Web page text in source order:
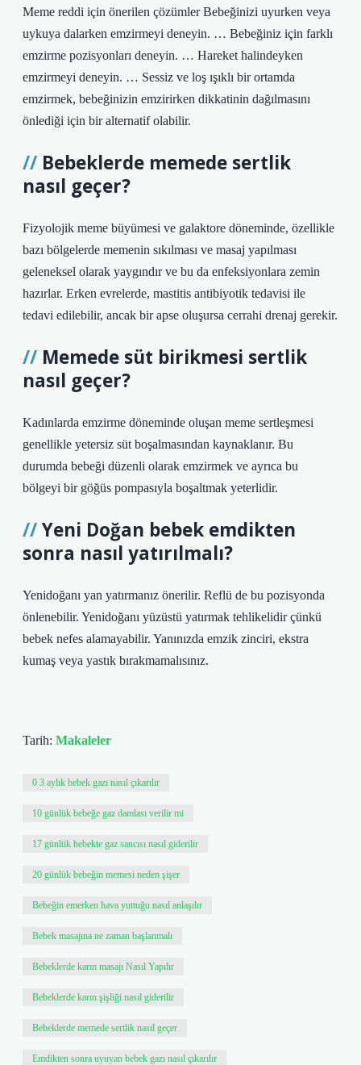
Meme reddi için önerilen çözümler Bebeğinizi uyurken veya
uykuya dalarken emzirmeyi deneyin. … Bebeğiniz için farklı
emzirme pozisyonları deneyin. … Hareket halindeyken
emzirmeyi deneyin. … Sessiz ve loş ışıklı bir ortamda
emzirmek, bebeğinizin emzirirken dikkatinin dağılmasını
önlediği için bir alternatif olabilir.
Bebeklerde memede sertlik
nasıl geçer?
Fizyolojik meme büyümesi ve galaktore döneminde, özellikle
bazı bölgelerde memenin sıkılması ve masaj yapılması
geleneksel olarak yaygındır ve bu da enfeksiyonlara zemin
hazırlar. Erken evrelerde, mastitis antibiyotik tedavisi ile
tedavi edilebilir, ancak bir apse oluşursa cerrahi drenaj gerekir.
Memede süt birikmesi sertlik
nasıl geçer?
Kadınlarda emzirme döneminde oluşan meme sertleşmesi
genellikle yetersiz süt boşalmasından kaynaklanır. Bu
durumda bebeği düzenli olarak emzirmek ve ayrıca bu
bölgeyi bir göğüs pompasıyla boşaltmak yeterlidir.
Yeni Doğan bebek emdikten
sonra nasıl yatırılmalı?
Yenidoğanı yan yatırmanız önerilir. Reflü de bu pozisyonda
önlenebilir. Yenidoğanı yüzüstü yatırmak tehlikelidir çünkü
bebek nefes alamayabilir. Yanınızda emzik zinciri, ekstra
kumaş veya yastık bırakmamalısınız.
Tarih: Makaleler
0 3 aylık bebek gazı nasıl çıkarılır
10 günlük bebeğe gaz damlası verilir mi
17 günlük bebekte gaz sancısı nasıl giderilir
20 günlük bebeğin memesi neden şişer
Bebeğin emerken hava yuttuğu nasıl anlaşılır
Bebek masajına ne zaman başlanmalı
Bebeklerde karın masajı Nasıl Yapılır
Bebeklerde karın şişliği nasıl giderilir
Bebeklerde memede sertlik nasıl geçer
Emdikten sonra uyuyan bebek gazı nasıl çıkarılır